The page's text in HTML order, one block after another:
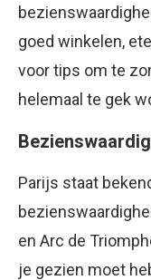
goed winkelen,
voor tips om te
helemaal te gek
Parijs staat
en Arc de
je gezien moet